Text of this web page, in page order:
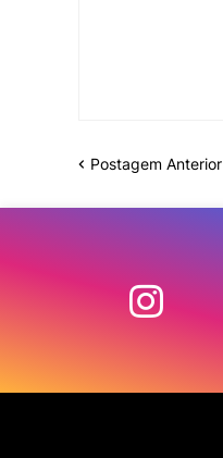
Postagem Anterior